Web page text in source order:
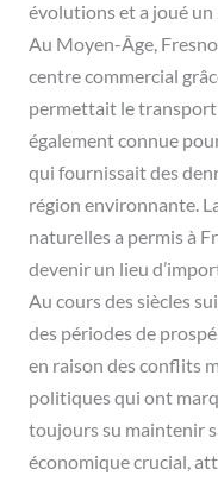
évolutions et a joué un
Au Moyen-Âge,
centre commercial
permettait le transport
également connue
qui fournissait des
région environnante.
naturelles a permis à
devenir un lieu
Au cours des siècles
des périodes de
en raison des conflits
politiques qui ont
toujours su maintenir
économique crucial,